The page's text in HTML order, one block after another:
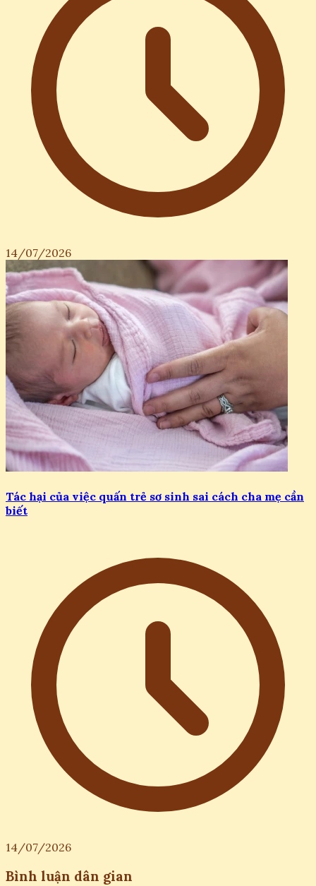
14/07/2026
Tác hại của việc quấn trẻ sơ sinh sai cách cha mẹ cần
biết
14/07/2026
Bình luận dân gian